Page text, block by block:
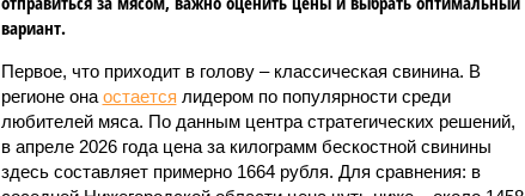
вариант.
Первое, что приходит в голову – классическая свинина. В
регионе она остается лидером по популярности среди
любителей мяса. По данным центра стратегических решений,
в апреле 2026 года цена за килограмм бескостной свинины
здесь составляет примерно 1664 рубля. Для сравнения: в